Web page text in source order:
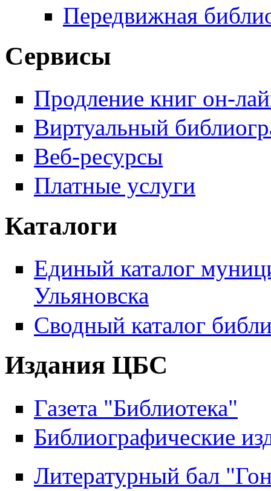
Передвижная
Сервисы
Продление книг он-
Виртуальный
Веб-ресурсы
Платные услуги
Каталоги
Единый каталог
Ульяновска
Сводный каталог
Издания ЦБС
Газета "Библиотека"
Библиографические
Литературный бал